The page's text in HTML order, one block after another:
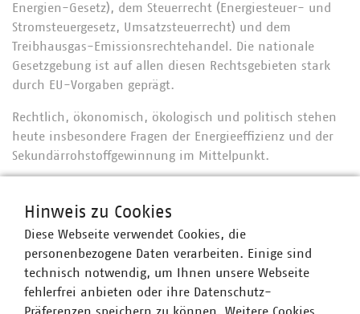
Energien-Gesetz), dem Steuerrecht (Energie­steuer- und
Stromsteuergesetz, Umsatzsteuerrecht) und dem
Treibhausgas-Emissionsrechtehandel. Die nationale
Gesetzgebung ist auf allen diesen Rechtsgebieten stark
durch EU-Vorgaben geprägt.
Rechtlich, ökonomisch, ökologisch und politisch stehen
heute insbesondere Fragen der Energieeffizienz und der
Sekundärrohstoffgewinnung im Mittelpunkt.
Ansprechpartner
Dr. Martin J. Gehring
Senior-Fachgebietsleiter Abfallbehandlung, Klima-
und Ressourcenschutz
Hinweis zu Cookies
Diese Webseite verwendet Cookies, die
personenbezogene Daten verarbeiten. Einige sind
technisch notwendig, um Ihnen unsere Webseite
fehlerfrei anbieten oder ihre Datenschutz-
Präferenzen speichern zu können. Weitere Cookies